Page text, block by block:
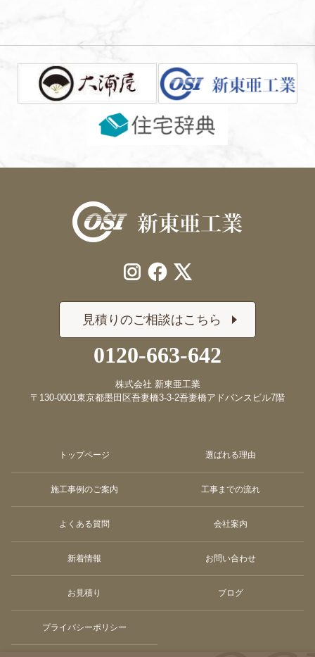
見積りのご相談はこちら
0120-663-642
株式会社 新東亜工業
〒130-0001東京都墨田区吾妻橋3-3-2吾妻橋アドバンスビル7階
トップページ 選ばれる理由
施工事例のご案内 工事までの流れ
よくある質問 会社案内
新着情報 お問い合わせ
お見積り ブログ
プライバシーポリシー